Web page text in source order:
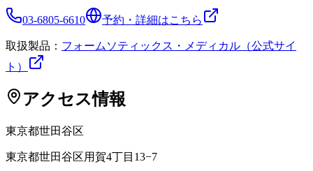
03-6805-6610 予約・詳細はこちら
取扱製品： フォームソティックス・メディカル（公式サイ
ト）
アクセス情報
東京都世田谷区
東京都世田谷区用賀4丁目13−7